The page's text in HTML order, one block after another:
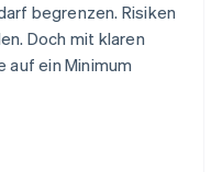
begrenzen. Risiken
Doch mit klaren
auf ein Minimum